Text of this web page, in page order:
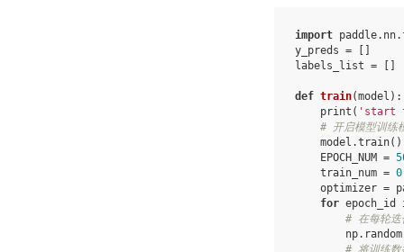
import
y_preds =
[]
labels_list = []
def train(model ):
print ( 'start
# 开启模型训练
model .train()
EPOCH_NUM =
train_num = 0
optimizer =
for epoch_id
# 在每轮迭
np. random
# 将训练数